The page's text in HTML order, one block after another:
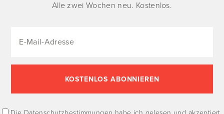
Alle zwei Wochen neu. Kostenlos.